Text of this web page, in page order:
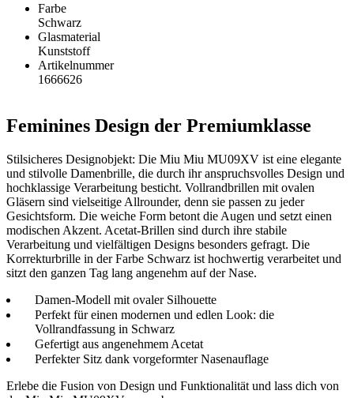
Farbe
Schwarz
Glasmaterial
Kunststoff
Artikelnummer
1666626
Feminines Design der Premiumklasse
Stilsicheres Designobjekt: Die Miu Miu MU09XV ist eine elegante
und stilvolle Damenbrille, die durch ihr anspruchsvolles Design und
hochklassige Verarbeitung besticht. Vollrandbrillen mit ovalen
Gläsern sind vielseitige Allrounder, denn sie passen zu jeder
Gesichtsform. Die weiche Form betont die Augen und setzt einen
modischen Akzent. Acetat-Brillen sind durch ihre stabile
Verarbeitung und vielfältigen Designs besonders gefragt. Die
Korrekturbrille in der Farbe Schwarz ist hochwertig verarbeitet und
sitzt den ganzen Tag lang angenehm auf der Nase.
Damen-Modell mit ovaler Silhouette
Perfekt für einen modernen und edlen Look: die
Vollrandfassung in Schwarz
Gefertigt aus angenehmem Acetat
Perfekter Sitz dank vorgeformter Nasenauflage
Erlebe die Fusion von Design und Funktionalität und lass dich von